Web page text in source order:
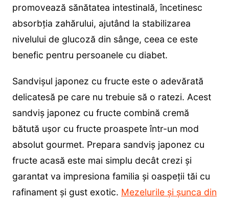
promovează sănătatea intestinală, încetinesc
absorbția zahărului, ajutând la stabilizarea
nivelului de glucoză din sânge, ceea ce este
benefic pentru persoanele cu diabet.
Sandvișul japonez cu fructe este o adevărată
delicatesă pe care nu trebuie să o ratezi. Acest
sandviș japonez cu fructe combină cremă
bătută ușor cu fructe proaspete într-un mod
absolut gourmet. Prepara sandviș japonez cu
fructe acasă este mai simplu decât crezi și
garantat va impresiona familia și oaspeții tăi cu
rafinament și gust exotic. Mezelurile și șunca din